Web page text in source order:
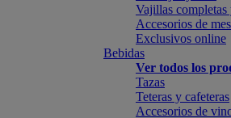
Vajillas completas
Accesorios de
Exclusivos online
Bebidas
Ver todos los
Tazas
Teteras y cafeteras
Accesorios de